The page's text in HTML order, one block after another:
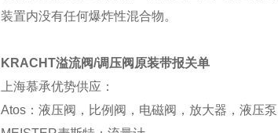
装置内没有任何爆炸性混合物。
KRACHT溢流阀/调压阀原装带报关单
上海慕承优势供应：
Atos：液压阀，比例阀，电磁阀，放大器，液压泵